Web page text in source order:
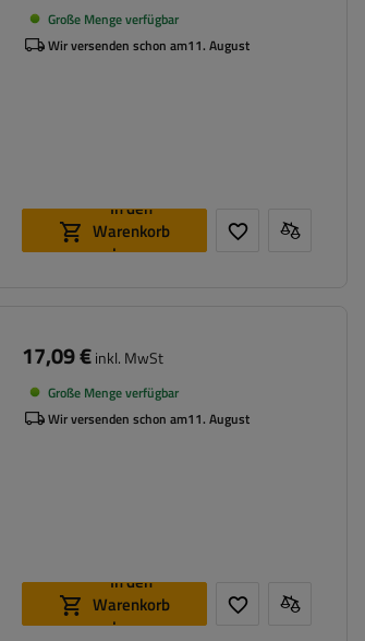
Große Menge verfügbar
Wir versenden schon am11. August
In den
Warenkorb
legen
17,09 €inkl. MwSt
Große Menge verfügbar
Wir versenden schon am11. August
In den
Warenkorb
legen